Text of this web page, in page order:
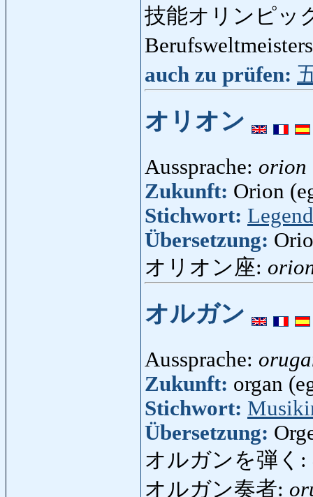
技能オリンピッ
auch zu prüfen:
オリオン
Aussprache: orion
Zukunft: Orion
Stichwort:
Übersetzung:
オリオン座:
オルガン
Aussprache:
Zukunft: organ
Stichwort:
Übersetzung:
オルガンを弾く:
オルガン奏者: